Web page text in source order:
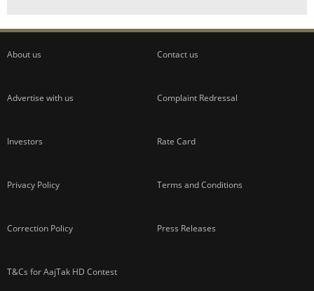
About us Contact us
Advertise with us Complaint Redressal
Investors Rate Card
Privacy Policy Terms and Conditions
Correction Policy Press Releases
T&Cs for AajTak HD Contest